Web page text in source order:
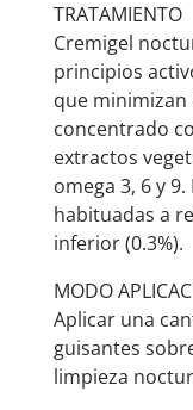
TRATAMIENTO
Cremigel
principios
que
concentrado
extractos
omega 3, 6 y
habituadas a
inferior (0.3%).
MODO
Aplicar una
guisantes
limpieza